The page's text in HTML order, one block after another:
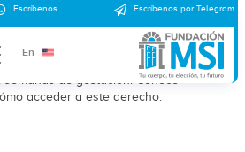
Escríbenos Escríbenos por Telegram
En
en Saltillo 2025?
voluntad propia en Saltillo está
semanas de gestación. Conoce
acceder a este derecho.